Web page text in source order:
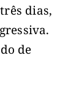
dias,
de